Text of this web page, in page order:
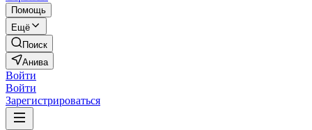
Помощь
Ещё
Поиск
Анива
Войти
Войти
Зарегистрироваться